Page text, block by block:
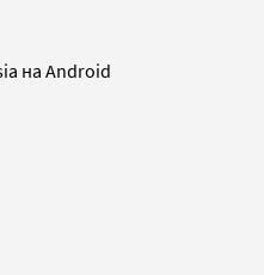
на Android